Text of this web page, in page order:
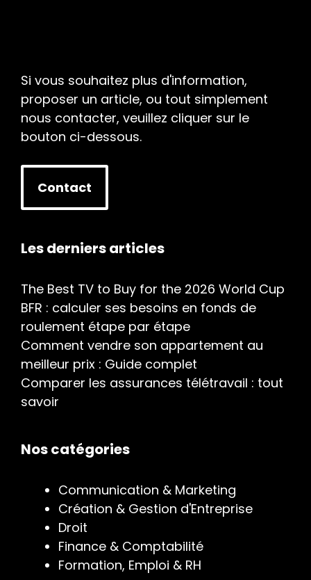
Si vous souhaitez plus d'information,
proposer un article, ou tout simplement
nous contacter, veuillez cliquer sur le
bouton ci-dessous.
Contact
Les derniers articles
The Best TV to Buy for the 2026 World Cup
BFR : calculer ses besoins en fonds de
roulement étape par étape
Comment vendre son appartement au
meilleur prix : Guide complet
Comparer les assurances télétravail : tout
savoir
Nos catégories
Communication & Marketing
Création & Gestion d'Entreprise
Droit
Finance & Comptabilité
Formation, Emploi & RH